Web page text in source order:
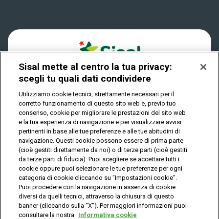
Play Your Date
Privacy
IL GIOCO È VIETATO AI MINORI E PUÒ CAUSARE
DIPENDENZA PATOLOGICA
© Copyright Sisal Italia S.p.A. - P.I. 02433760135
Privacy Cookies
Mappa
del
sito
Sisal mette al centro la tua privacy:
scegli tu quali dati condividere
Utilizziamo cookie tecnici, strettamente necessari per il
corretto funzionamento di questo sito web e, previo tuo
consenso, cookie per migliorare le prestazioni del sito web
e la tua esperienza di navigazione e per visualizzare avvisi
pertinenti in base alle tue preferenze e alle tue abitudini di
navigazione. Questi cookie possono essere di prima parte
(cioè gestiti direttamente da noi) o di terze parti (cioè gestiti
da terze parti di fiducia). Puoi scegliere se accettare tutti i
cookie oppure puoi selezionare le tue preferenze per ogni
categoria di cookie cliccando su "Impostazioni cookie".
Puoi procedere con la navigazione in assenza di cookie
diversi da quelli tecnici, attraverso la chiusura di questo
banner (cliccando sulla “X”). Per maggiori informazioni puoi
consultare la nostra Informativa cookie